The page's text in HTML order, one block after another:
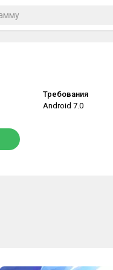
Требования
Android 7.0